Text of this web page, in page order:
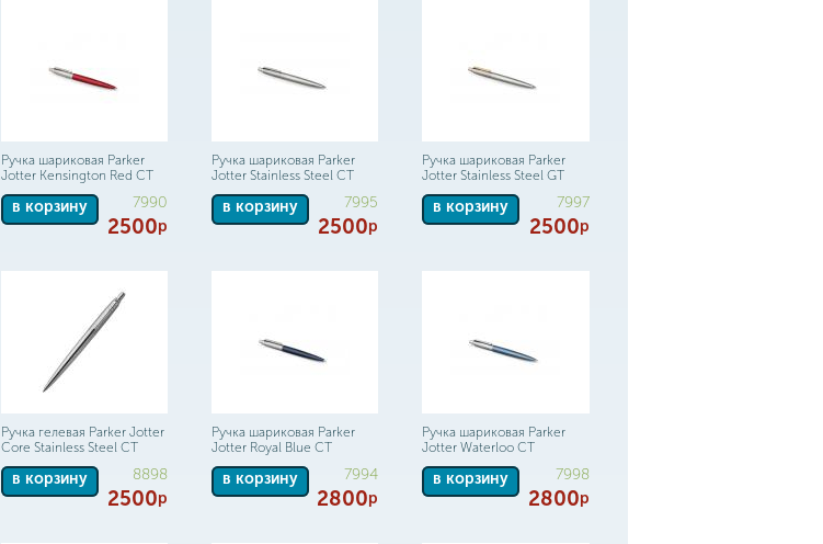
Ручка шариковая Parker
Jotter Kensington Red CT
в корзину 7990
2500р
Ручка шариковая Parker
Jotter Stainless Steel CT
в корзину 7995
2500р
Ручка шариковая Parker
Jotter Stainless Steel GT
в корзину 7997
2500р
Ручка гелевая Parker Jotter
Core Stainless Steel CT
в корзину 8898
2500р
Ручка шариковая Parker
Jotter Royal Blue CT
в корзину 7994
2800р
Ручка шариковая Parker
Jotter Waterloo CT
в корзину 7998
2800р